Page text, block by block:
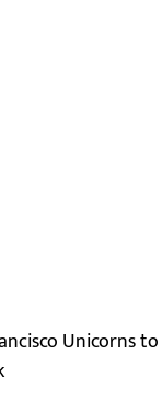
Unicorns